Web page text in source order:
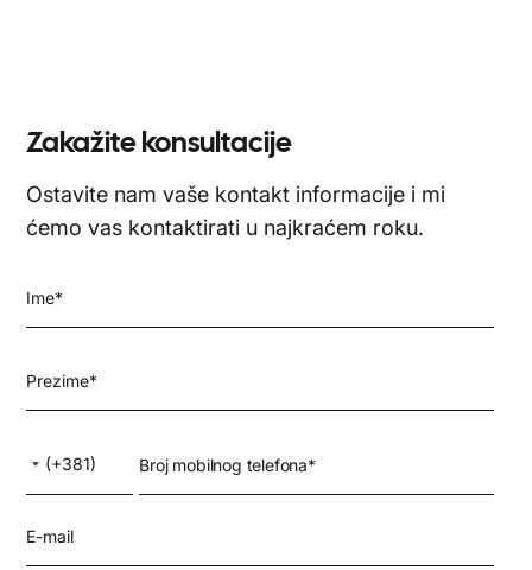
Zakažite konsultacije
Ostavite nam vaše kontakt informacije i mi
ćemo vas kontaktirati u najkraćem roku.
Telefon*
(+381)